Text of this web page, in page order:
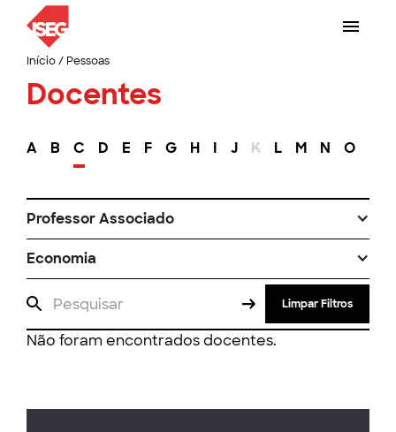
Início/ Pessoas
Docentes
A B C D E F G H I J K L M N O
Professor Associado
Economia
Limpar Filtros
Não foram encontrados docentes.